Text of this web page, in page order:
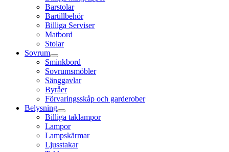
Barstolar
Bartillbehör
Billiga Serviser
Matbord
Stolar
Sovrum
Sminkbord
Sovrumsmöbler
Sänggavlar
Byråer
Förvaringsskåp och garderober
Belysning
Billiga taklampor
Lampor
Lampskärmar
Ljusstakar